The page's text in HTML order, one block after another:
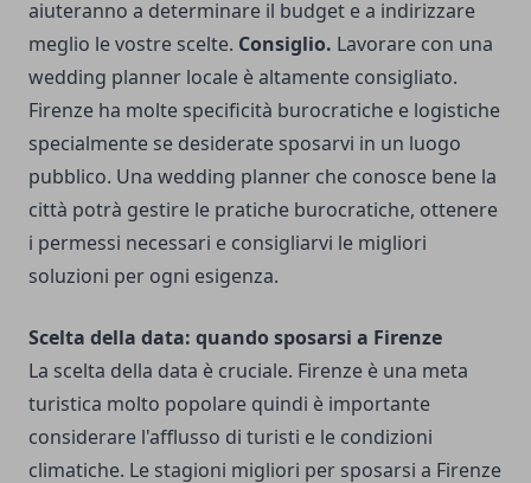
aiuteranno a determinare il budget e a indirizzare
meglio le vostre scelte. Consiglio. Lavorare con una
wedding planner locale è altamente consigliato.
Firenze ha molte specificità burocratiche e logistiche
specialmente se desiderate sposarvi in un luogo
pubblico. Una wedding planner che conosce bene la
città potrà gestire le pratiche burocratiche, ottenere
i permessi necessari e consigliarvi le migliori
soluzioni per ogni esigenza.
Scelta della data: quando sposarsi a Firenze
La scelta della data è cruciale. Firenze è una meta
turistica molto popolare quindi è importante
considerare l'afflusso di turisti e le condizioni
climatiche. Le stagioni migliori per sposarsi a Firenze